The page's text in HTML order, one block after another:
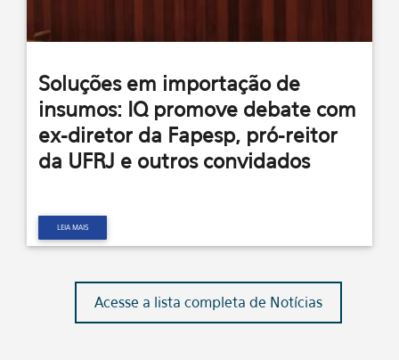
Soluções em importação de
insumos: IQ promove debate com
ex-diretor da Fapesp, pró-reitor
da UFRJ e outros convidados
LEIA MAIS
Acesse a lista completa de Notícias